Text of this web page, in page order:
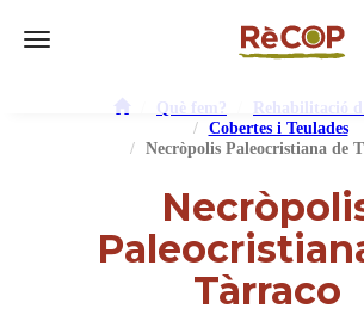
Toggle navigation
Què fem?
Rehabilitació
Cobertes i Teulades
Necròpolis Paleocristiana de
Tàrraco